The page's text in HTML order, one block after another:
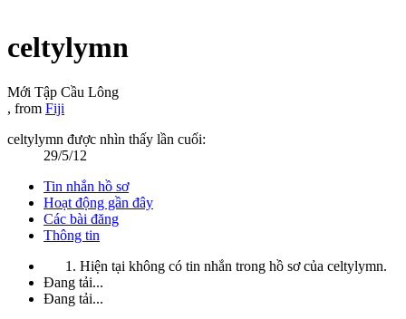
celtylymn
Mới Tập Cầu Lông
, from Fiji
celtylymn được nhìn thấy lần cuối:
29/5/12
Tin nhắn hồ sơ
Hoạt động gần đây
Các bài đăng
Thông tin
Hiện tại không có tin nhắn trong hồ sơ của celtylymn.
Đang tải...
Đang tải...